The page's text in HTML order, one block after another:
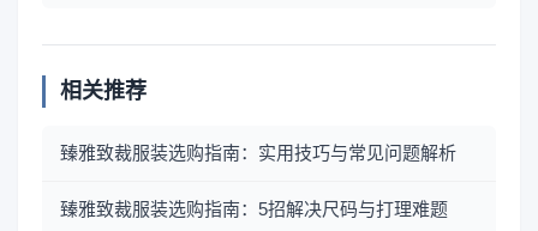
相关推荐
臻雅致裁服装选购指南：实用技巧与常见问题解析
臻雅致裁服装选购指南：5招解决尺码与打理难题